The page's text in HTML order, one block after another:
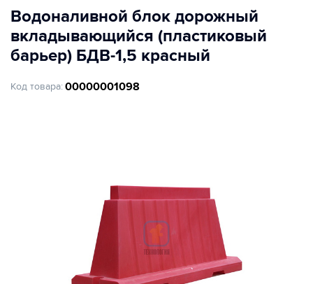
Водоналивной блок дорожный
вкладывающийся (пластиковый
барьер) БДВ-1,5 красный
Код товара: 00000001098